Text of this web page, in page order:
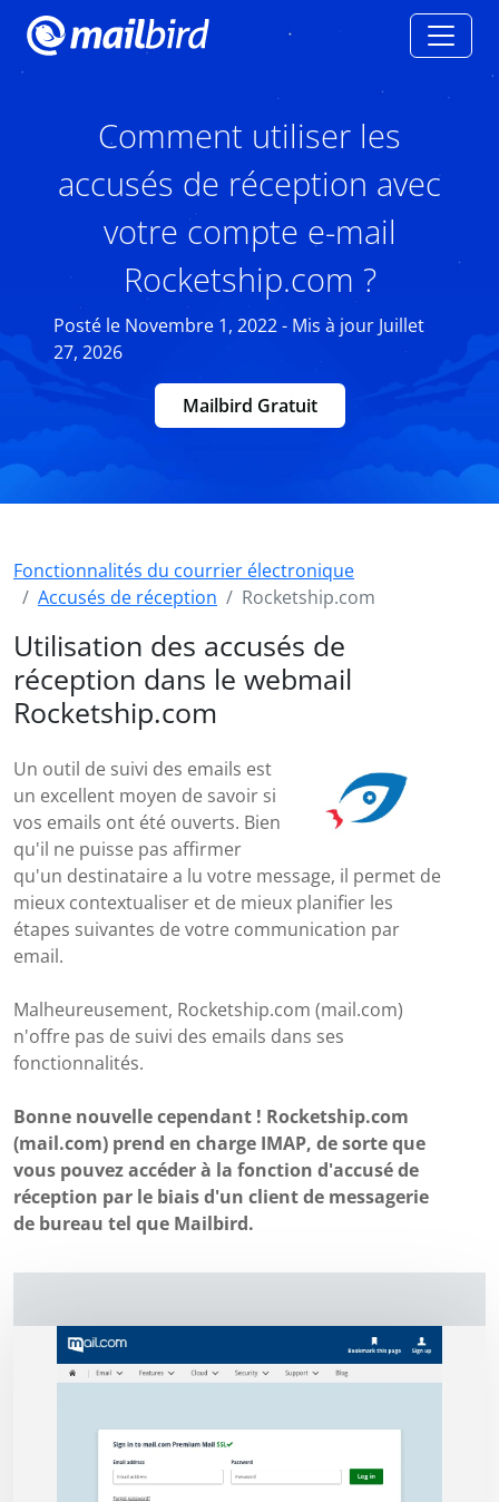
Comment utiliser les
accusés de réception avec
votre compte e-mail
Rocketship.com ?
Posté le Novembre 1, 2022 - Mis à jour Juillet
27, 2026
Mailbird Gratuit
Fonctionnalités du courrier électronique
Accusés de réception
Rocketship.com
Utilisation des accusés de
réception dans le webmail
Rocketship.com
Un outil de suivi des emails est
un excellent moyen de savoir si
vos emails ont été ouverts. Bien
qu'il ne puisse pas affirmer
qu'un destinataire a lu votre message, il permet de
mieux contextualiser et de mieux planifier les
étapes suivantes de votre communication par
email.
Malheureusement, Rocketship.com (mail.com)
n'offre pas de suivi des emails dans ses
fonctionnalités.
Bonne nouvelle cependant ! Rocketship.com
(mail.com) prend en charge IMAP, de sorte que
vous pouvez accéder à la fonction d'accusé de
réception par le biais d'un client de messagerie
de bureau tel que Mailbird.